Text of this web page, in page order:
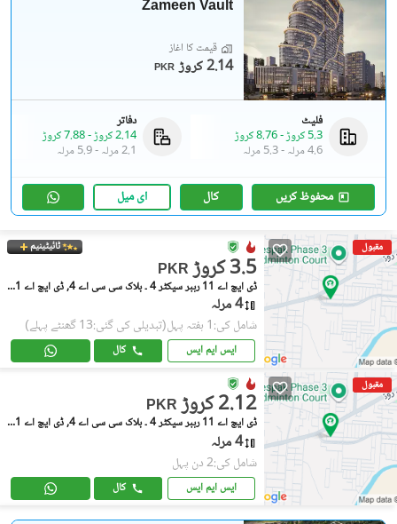
Zameen Vault
قیمت کا آغاز
PKR 2.14 کروڑ
فلیٹ
5.3 کروڑ
-8.76 کروڑ
4.6 مرلہ
-5.3 مرلہ
دفاتر
2.14 کروڑ
-7.88 کروڑ
2.1 مرلہ
-5.9 مرلہ
محفوظ کریں کال ای میل
مقبول ٹائیٹینیم
PKR 3.5 کروڑ
ڈی ایچ اے 11 رہبر سیکٹر 4 ۔ بلاک سی سی اے 4, ڈی ایچ اے 11 رہبر سیکٹر 4
4 مرلہ
شامل کی:1 ہفتہ پہل (تبدیلی کی گئی:13 گھنٹے پہلے)
ایس ایم ایس کال
مقبول
PKR 2.12 کروڑ
ڈی ایچ اے 11 رہبر سیکٹر 4 ۔ بلاک سی سی اے 4, ڈی ایچ اے 11 رہبر سیکٹر 4
4 مرلہ
شامل کی:2 دن پہل
ایس ایم ایس کال